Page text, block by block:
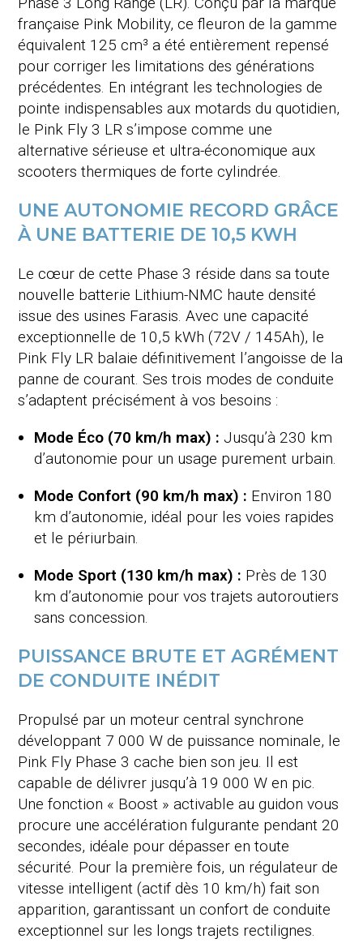
française Pink Mobility, ce fleuron de la gamme
équivalent 125 cm³ a été entièrement repensé
pour corriger les limitations des générations
précédentes. En intégrant les technologies de
pointe indispensables aux motards du quotidien,
le Pink Fly 3 LR s’impose comme une
alternative sérieuse et ultra-économique aux
scooters thermiques de forte cylindrée.
UNE AUTONOMIE RECORD GRÂCE
À UNE BATTERIE DE 10,5 KWH
Le cœur de cette Phase 3 réside dans sa toute
nouvelle batterie Lithium-NMC haute densité
issue des usines Farasis. Avec une capacité
exceptionnelle de 10,5 kWh (72V / 145Ah), le
Pink Fly LR balaie définitivement l’angoisse de la
panne de courant. Ses trois modes de conduite
s’adaptent précisément à vos besoins :
Mode Éco (70 km/h max) : Jusqu’à 230 km
d’autonomie pour un usage purement urbain.
Mode Confort (90 km/h max) : Environ 180
km d’autonomie, idéal pour les voies rapides
et le périurbain.
Mode Sport (130 km/h max) : Près de 130
km d’autonomie pour vos trajets autoroutiers
sans concession.
PUISSANCE BRUTE ET AGRÉMENT
DE CONDUITE INÉDIT
Propulsé par un moteur central synchrone
développant 7 000 W de puissance nominale, le
Pink Fly Phase 3 cache bien son jeu. Il est
capable de délivrer jusqu’à 19 000 W en pic.
Une fonction « Boost » activable au guidon vous
procure une accélération fulgurante pendant 20
secondes, idéale pour dépasser en toute
sécurité. Pour la première fois, un régulateur de
vitesse intelligent (actif dès 10 km/h) fait son
apparition, garantissant un confort de conduite
exceptionnel sur les longs trajets rectilignes.